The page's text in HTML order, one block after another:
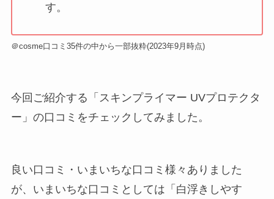
す。
＠cosme口コミ35件の中から一部抜粋(2023年9月時点)
今回ご紹介する「スキンプライマー UVプロテクタ
ー」の口コミをチェックしてみました。
良い口コミ・いまいちな口コミ様々ありました
が、いまいちな口コミとしては「白浮きしやす